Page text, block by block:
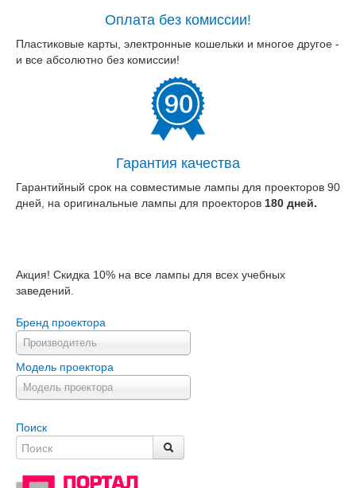
Оплата без комиссии!
Пластиковые карты, электронные кошельки и многое другое -
и все абсолютно без комиссии!
Гарантия качества
Гарантийный срок на совместимые лампы для проекторов 90
дней, на оригинальные лампы для проекторов 180 дней.
Акция! Скидка 10% на все лампы для всех учебных
заведений.
Бренд проектора
Производитель
Модель проектора
Модель проектора
Поиск